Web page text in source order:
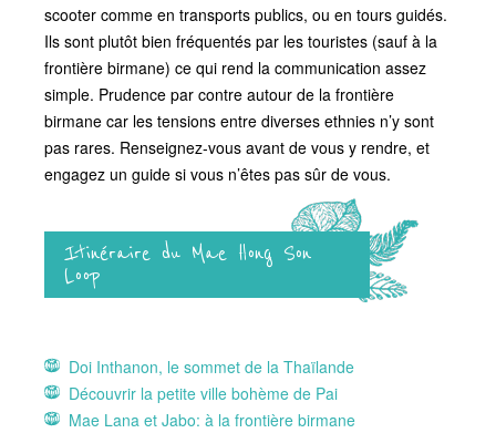
scooter comme en transports publics, ou en tours guidés.
Ils sont plutôt bien fréquentés par les touristes (sauf à la
frontière birmane) ce qui rend la communication assez
simple. Prudence par contre autour de la frontière
birmane car les tensions entre diverses ethnies n’y sont
pas rares. Renseignez-vous avant de vous y rendre, et
engagez un guide si vous n’êtes pas sûr de vous.
Itinéraire du Mae Hong Son
Loop
Doi Inthanon, le sommet de la Thaïlande
Découvrir la petite ville bohème de Pai
Mae Lana et Jabo: à la frontière birmane